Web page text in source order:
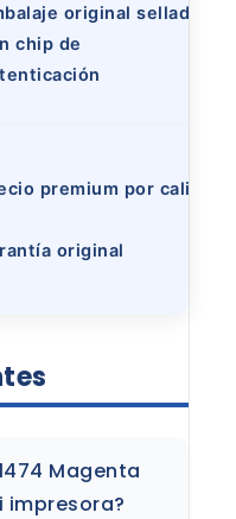
original sellado,
chip de
premium por calidad
original
Magenta